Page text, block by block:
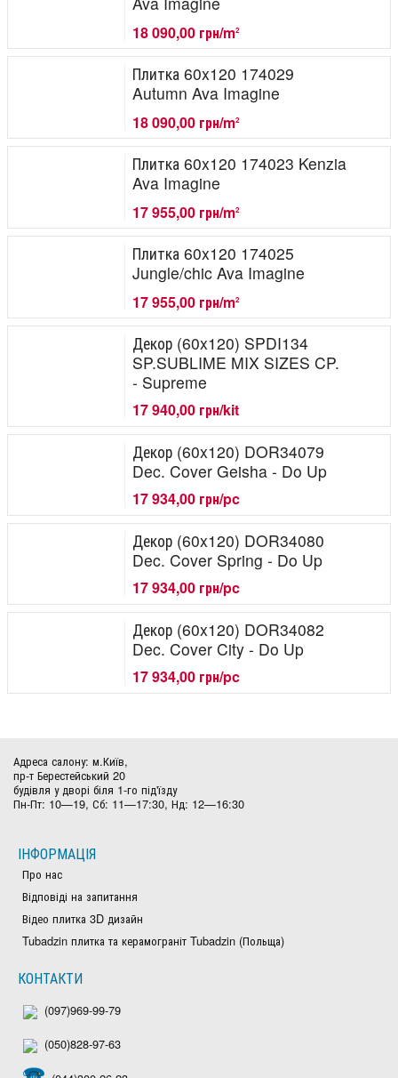
18 090,00 грн/m2
Плитка 60x120 174029
Autumn Ava Imagine
18 090,00 грн/m2
Плитка 60x120 174023 Kenzia
Ava Imagine
17 955,00 грн/m2
Плитка 60x120 174025
Jungle/chic Ava Imagine
17 955,00 грн/m2
Декор (60x120) SPDI134
SP.SUBLIME MIX SIZES CP.
- Supreme
17 940,00 грн/kit
Декор (60x120) DOR34079
Dec. Cover Geisha - Do Up
17 934,00 грн/pc
Декор (60x120) DOR34080
Dec. Cover Spring - Do Up
17 934,00 грн/pc
Декор (60x120) DOR34082
Dec. Cover City - Do Up
17 934,00 грн/pc
Адреса салону: м.Київ,
пр-т Берестейський 20
будівля у дворі біля 1-го під'їзду
Пн-Пт: 10—19, Сб: 11—17:30, Нд: 12—16:30
ІНФОРМАЦІЯ
Про нас
Відповіді на запитання
Відео плитка 3D дизайн
Tubadzin плитка та керамограніт Tubadzin (Польща)
КОНТАКТИ
(097)969-99-79
(050)828-97-63